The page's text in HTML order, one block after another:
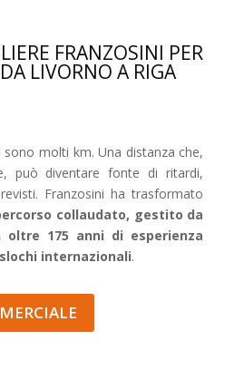
FRANZOSINI PER
LIVORNO A RIGA
sono molti km. Una distanza che,
può diventare fonte di ritardi,
Franzosini ha trasformato
collaudato, gestito da
oltre 175 anni di esperienza
internazionali.